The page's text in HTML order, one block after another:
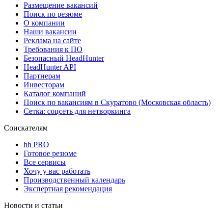
Размещение вакансий
Поиск по резюме
О компании
Наши вакансии
Реклама на сайте
Требования к ПО
Безопасный HeadHunter
HeadHunter API
Партнерам
Инвесторам
Каталог компаний
Поиск по вакансиям в Скуратово (Московская область)
Сетка: соцсеть для нетворкинга
Соискателям
hh PRO
Готовое резюме
Все сервисы
Хочу у вас работать
Производственный календарь
Экспертная рекомендация
Новости и статьи